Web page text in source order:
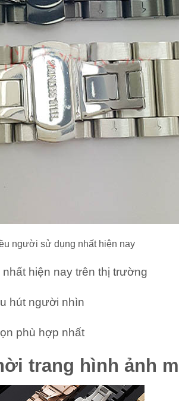
người sử dụng nhất hiện nay
hiện nay trên thị trường
hút người nhìn
phù hợp nhất
trang hình ảnh